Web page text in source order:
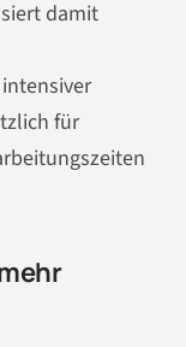
damit
für